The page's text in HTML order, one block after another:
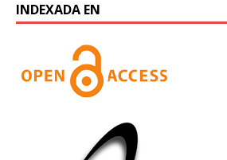
INDEXADA EN